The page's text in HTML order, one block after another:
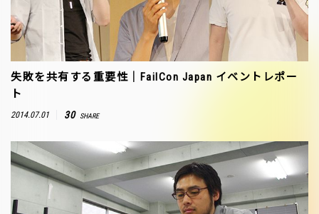
失敗を共有する重要性｜FailCon Japan イベントレポー
ト
2014.07.01 30 SHARE